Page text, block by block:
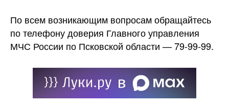
По всем возникающим вопросам обращайтесь
по телефону доверия Главного управления
МЧС России по Псковской области — 79-99-99.